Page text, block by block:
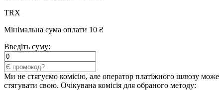
TRX
Мінімальна сума оплати 10 ₴
Введіть суму:
Ми не стягуємо комісію, але оператор платіжного шлюзу може
стягувати свою. Очікувана комісія для обраного методу: